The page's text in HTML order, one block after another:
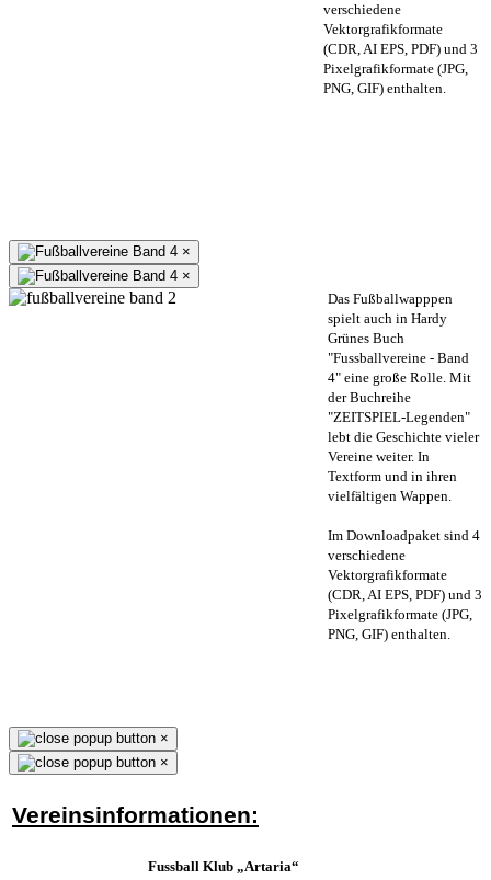
verschiedene
Vektorgrafikformate
(CDR, AI EPS, PDF) und 3
Pixelgrafikformate (JPG,
PNG, GIF) enthalten.
×
×
Das Fußballwapppen
spielt auch in Hardy
Grünes Buch
"Fussballvereine - Band
4" eine große Rolle. Mit
der Buchreihe
"ZEITSPIEL-Legenden"
lebt die Geschichte vieler
Vereine weiter. In
Textform und in ihren
vielfältigen Wappen.
Im Downloadpaket sind 4
verschiedene
Vektorgrafikformate
(CDR, AI EPS, PDF) und 3
Pixelgrafikformate (JPG,
PNG, GIF) enthalten.
×
×
Vereinsinformationen:
Fussball Klub „Artaria“